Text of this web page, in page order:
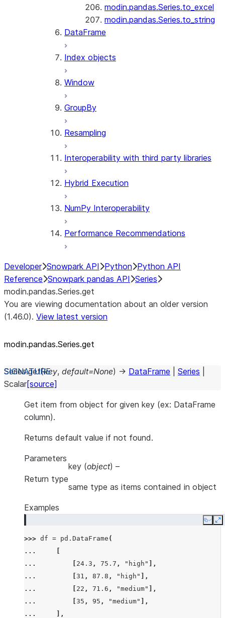
modin.pandas.Series.to_excel
modin.pandas.Series.to_string
DataFrame
Index objects
Window
GroupBy
Resampling
Interoperability with third party libraries
Hybrid Execution
NumPy Interoperability
Performance Recommendations
Developer Snowpark API Python Python API
Reference Snowpark pandas API Series
modin.pandas.Series.get
You are viewing documentation about an older version
(1.46.0). View latest version
modin.pandas.Series.get
Series.get(key, default=None) → DataFrame Series
Scalar[source]
Get item from object for given key (ex: DataFrame
column).
Returns default value if not found.
Parameters
key (object) –
Return type
same type as items contained in object
Examples
Copy
>>> df = pd . DataFrame (
...
...
24.3 , 75.7 , "high"
],
...
31 , 87.8 , "high"
],
...
22 , 71.6 , "medium"
],
...
35 , 95 , "medium"
],
...
],